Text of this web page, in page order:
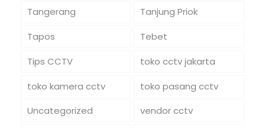
Tangerang
Tanjung Priok
Tapos
Tebet
Tips CCTV
toko cctv jakarta
toko kamera cctv
toko pasang cctv
Uncategorized
vendor cctv